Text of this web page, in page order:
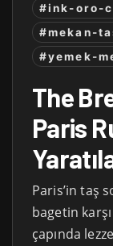
#ink-oro-
#mekan-
#yemek-
The
Paris
Paris’in taş
bagetin
çapında